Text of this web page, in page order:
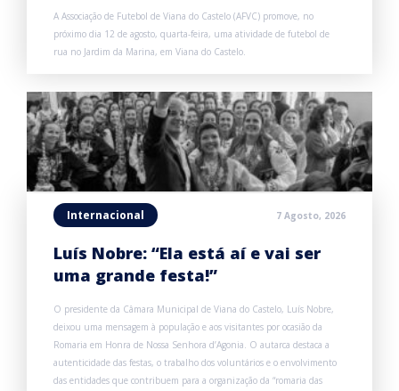
A Associação de Futebol de Viana do Castelo (AFVC) promove, no
próximo dia 12 de agosto, quarta-feira, uma atividade de futebol de
rua no Jardim da Marina, em Viana do Castelo.
Internacional 7 Agosto, 2026
Luís Nobre: “Ela está aí e vai ser
uma grande festa!”
O presidente da Câmara Municipal de Viana do Castelo, Luís Nobre,
deixou uma mensagem à população e aos visitantes por ocasião da
Romaria em Honra de Nossa Senhora d’Agonia. O autarca destaca a
autenticidade das festas, o trabalho dos voluntários e o envolvimento
das entidades que contribuem para a organização da “romaria das